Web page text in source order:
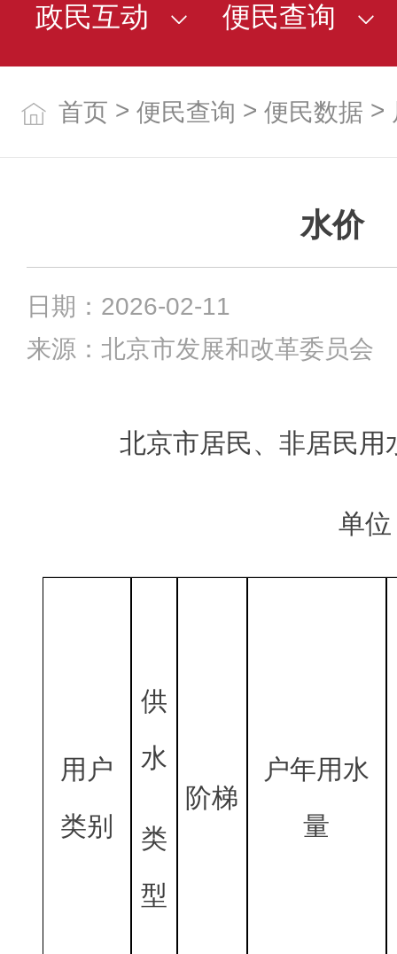
政民互动
便民查询
首页 > 便民查询 > 便民数据 >
水价
日期：2026-02-11
来源：北京市发展和改革委员会
北京市居民、非居民用
单
用户
类别
供
水
类
型
阶梯
户年用水
量